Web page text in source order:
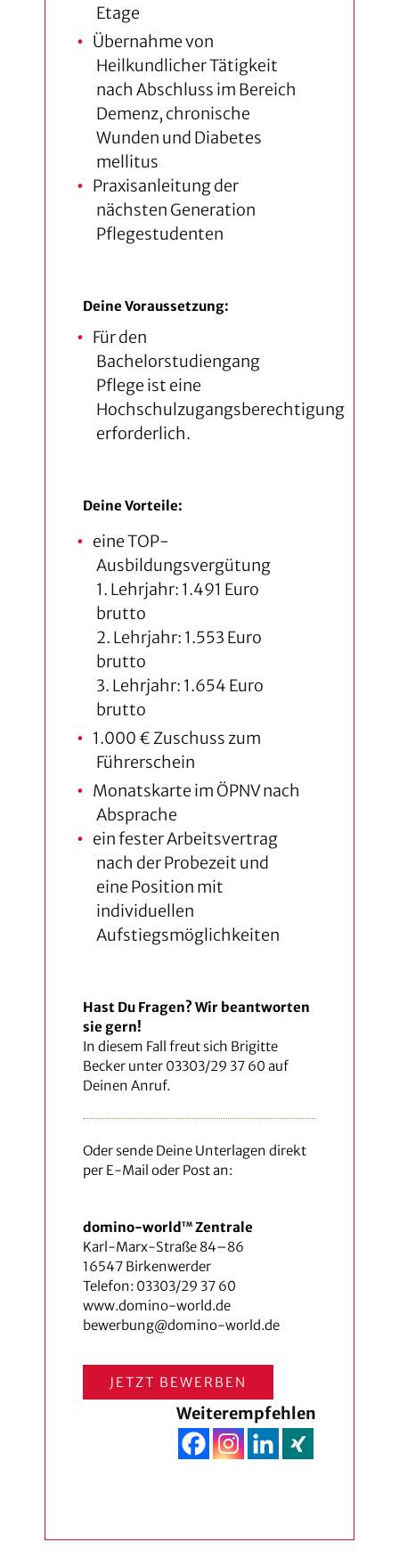
Etage
Übernahme von
Heilkundlicher Tätigkeit
nach Abschluss im Bereich
Demenz, chronische
Wunden und Diabetes
mellitus
Praxisanleitung der
nächsten Generation
Pflegestudenten
Deine Voraussetzung:
Für den
Bachelorstudiengang
Pflege ist eine
Hochschulzugangsberechtigung
erforderlich.
Deine Vorteile:
eine TOP-
Ausbildungsvergütung
1. Lehrjahr: 1.491 Euro
brutto
2. Lehrjahr: 1.553 Euro
brutto
3. Lehrjahr: 1.654 Euro
brutto
1.000 € Zuschuss zum
Führerschein
Monatskarte im ÖPNV nach
Absprache
ein fester Arbeitsvertrag
nach der Probezeit und
eine Position mit
individuellen
Aufstiegsmöglichkeiten
Hast Du Fragen? Wir beantworten
sie gern!
In diesem Fall freut sich Brigitte
Becker unter 03303/29 37 60 auf
Deinen Anruf.
Oder sende Deine Unterlagen direkt
per E-Mail oder Post an:
domino-worldTM Zentrale
Karl-Marx-Straße 84–86
16547 Birkenwerder
Telefon: 03303/29 37 60
www.domino-world.de
bewerbung@domino-world.de
JETZT BEWERBEN
Weiterempfehlen